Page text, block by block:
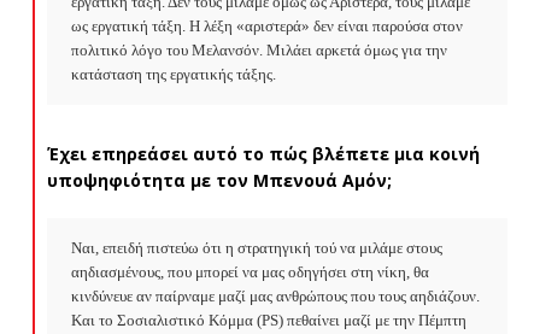
ως εργατική τάξη. Η λέξη «αριστερά» δεν είναι παρούσα στον
πολιτικό λόγο του Μελανσόν. Μιλάει αρκετά όμως για την
κατάσταση της εργατικής τάξης.
Έχει επηρεάσει αυτό το πώς βλέπετε μια κοινή
υποψηφιότητα με τον Μπενουά Αμόν;
Ναι, επειδή πιστεύω ότι η στρατηγική τού να μιλάμε στους
αηδιασμένους, που μπορεί να μας οδηγήσει στη νίκη, θα
κινδύνευε αν παίρναμε μαζί μας ανθρώπους που τους αηδιάζουν.
Και το Σοσιαλιστικό Κόμμα (PS) πεθαίνει μαζί με την Πέμπτη